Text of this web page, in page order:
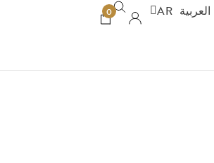
العربية ARעברית HE
0